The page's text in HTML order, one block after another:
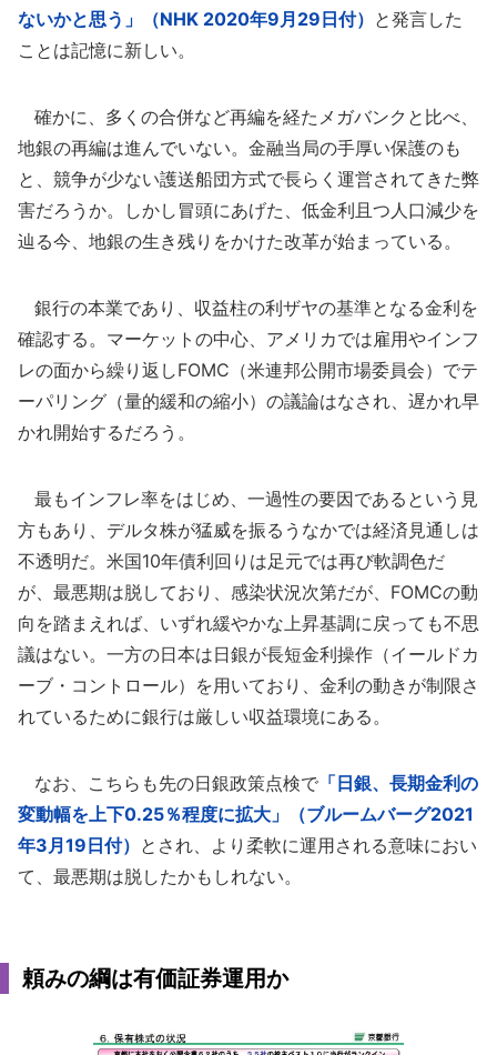
ないかと思う」（NHK 2020年9月29日付） と発言した
ことは記憶に新しい。
確かに、多くの合併など再編を経たメガバンクと比べ、
地銀の再編は進んでいない。金融当局の手厚い保護のも
と、競争が少ない護送船団方式で長らく運営されてきた弊
害だろうか。しかし冒頭にあげた、低金利且つ人口減少を
辿る今、地銀の生き残りをかけた改革が始まっている。
銀行の本業であり、収益柱の利ザヤの基準となる金利を
確認する。マーケットの中心、アメリカでは雇用やインフ
レの面から繰り返しFOMC（米連邦公開市場委員会）でテ
ーパリング（量的緩和の縮小）の議論はなされ、遅かれ早
かれ開始するだろう。
最もインフレ率をはじめ、一過性の要因であるという見
方もあり、デルタ株が猛威を振るうなかでは経済見通しは
不透明だ。米国10年債利回りは足元では再び軟調色だ
が、最悪期は脱しており、感染状況次第だが、FOMCの動
向を踏まえれば、いずれ緩やかな上昇基調に戻っても不思
議はない。一方の日本は日銀が長短金利操作（イールドカ
ーブ・コントロール）を用いており、金利の動きが制限さ
れているために銀行は厳しい収益環境にある。
なお、こちらも先の日銀政策点検で 「日銀、長期金利の
変動幅を上下0.25％程度に拡大」（ブルームバーグ2021
年3月19日付） とされ、より柔軟に運用される意味におい
て、最悪期は脱したかもしれない。
頼みの綱は有価証券運用か